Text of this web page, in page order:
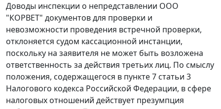
Доводы инспекции о непредставлении ООО
"КОРВЕТ" документов для проверки и
невозможности проведения встречной проверки,
отклоняется судом кассационной инстанции,
поскольку на заявителя не может быть возложена
ответственность за действия третьих лиц. По смыслу
положения, содержащегося в пункте 7 статьи 3
Налогового кодекса Российской Федерации, в сфере
налоговых отношений действует презумпция